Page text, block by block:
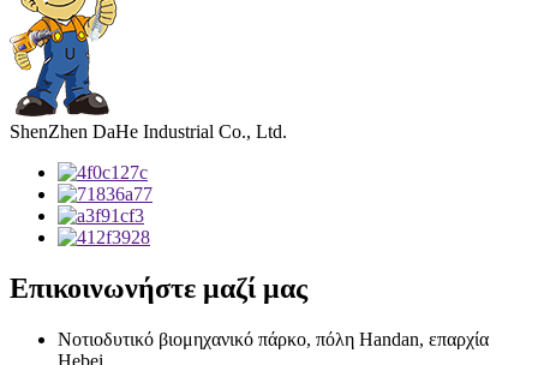
ShenZhen DaHe Industrial Co., Ltd.
Επικοινωνήστε μαζί μας
Νοτιοδυτικό βιομηχανικό πάρκο, πόλη Handan, επαρχία
Hebei